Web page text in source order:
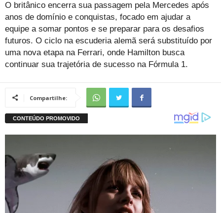
O britânico encerra sua passagem pela Mercedes após
anos de domínio e conquistas, focado em ajudar a
equipe a somar pontos e se preparar para os desafios
futuros. O ciclo na escuderia alemã será substituído por
uma nova etapa na Ferrari, onde Hamilton busca
continuar sua trajetória de sucesso na Fórmula 1.
Compartilhe: